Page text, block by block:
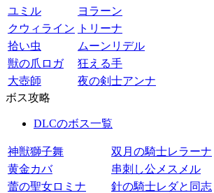
ユミル
ヨラーン
クウィライン
トリーナ
拾い虫
ムーンリデル
獣の爪ロガ
狂える手
大壺師
夜の剣士アンナ
ボス攻略
DLCのボス一覧
神獣獅子舞
双月の騎士レラーナ
黄金カバ
串刺し公メスメル
蕾の聖女ロミナ
針の騎士レダと同志